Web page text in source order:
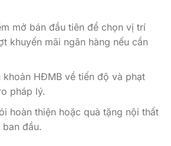
mở bán đầu tiên để chọn vị trí
khuyến mãi ngân hàng nếu cần
khoản HĐMB về tiến độ và phạt
pháp lý.
hoàn thiện hoặc quà tặng nội thất
đầu.